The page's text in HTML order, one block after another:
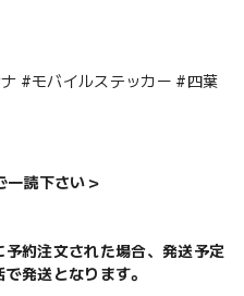
#モバイルステッカー #四葉
一読下さい＞
予約注文された場合、発送予定
発送となります。